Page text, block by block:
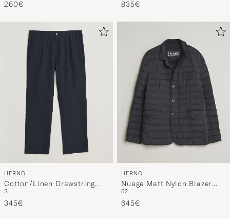
260€ 835€
HERNO
Cotton/Linen Drawstring
Pants Navy
S
345€
HERNO
Nuage Matt Nylon Blazer
Navy
52
645€